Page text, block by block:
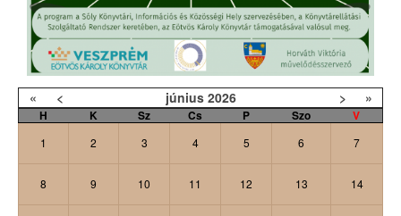
« < június 2026 > »
H K Sz Cs P Szo V
1 2 3 4 5 6 7
8 9 10 11 12 13 14